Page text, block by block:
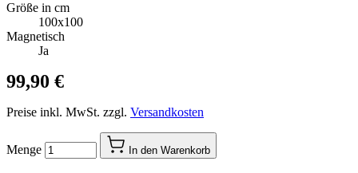
Größe in cm
100x100
Magnetisch
Ja
99,90 €
Preise inkl. MwSt. zzgl. Versandkosten
Menge In den Warenkorb